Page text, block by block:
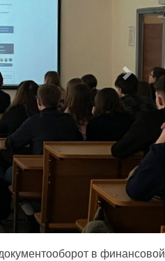
Next
в финансовой